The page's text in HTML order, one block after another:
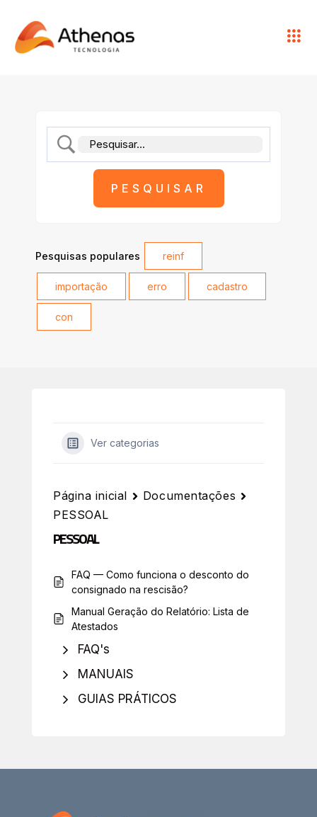
Pesquisas populares reinf
importação erro cadastro
con
Ver categorias
Página inicial
Documentações
PESSOAL
PESSOAL
FAQ — Como funciona o desconto do
consignado na rescisão?
Manual Geração do Relatório: Lista de
Atestados
FAQ's
MANUAIS
GUIAS PRÁTICOS